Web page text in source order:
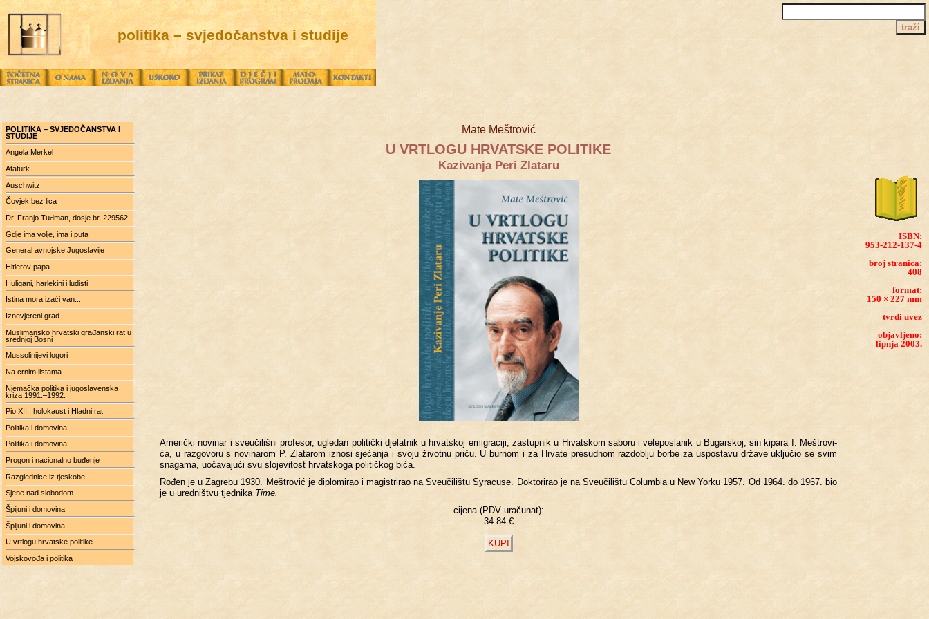
politika – svjedočanstva i studije
POLITIKA – SVJEDOČANSTVA I
STUDIJE
Angela Merkel
Atatürk
Auschwitz
Čovjek bez lica
Dr. Franjo Tuđman, dosje br. 229562
Gdje ima volje, ima i puta
General avnojske Jugoslavije
Hitlerov papa
Huligani, harlekini i ludisti
Istina mora izaći van...
Iznevjereni grad
Muslimansko hrvatski građanski rat u
srednjoj Bosni
Mussolinijevi logori
Na crnim listama
Njemačka politika i jugoslavenska
kriza 1991.–1992.
Pio XII., holokaust i Hladni rat
Politika i domovina
Politika i domovina
Progon i nacionalno buđenje
Razglednice iz tjeskobe
Sjene nad slobodom
Špijuni i domovina
Špijuni i domovina
U vrtlogu hrvatske politike
Vojskovođa i politika
ISBN:
953-212-137-4
broj stranica:
408
format:
150 × 227 mm
tvrdi uvez
objavljeno:
lipnja 2003.
Mate Meštrović
U VRTLOGU HRVATSKE POLITIKE
Kazivanja Peri Zlataru
Ame­ri­čki no­vi­nar i sveu­či­li­šni pro­fe­sor, ug­le­dan po­li­ti­čki dje­lat­nik u hr­vat­skoj emi­gra­ci­ji, za­stup­nik u Hr­vat­skom sa­bo­ru i ve­le­po­sla­nik u Bu­gar­skoj, sin ki­pa­ra I. Me­š­tro­vi­
ća, u raz­go­vo­ru s no­vi­na­rom P. Zla­ta­rom iz­no­si sje­ća­nja i svoju ži­vot­nu priču. U bur­nom i za Hr­va­te pre­sud­nom raz­dob­lju borbe za us­po­sta­vu dr­ža­ve uk­lju­čio se svim
sna­ga­ma, uo­ča­va­ju­ći svu slo­je­vi­tost hr­vat­sko­ga po­li­tič­kog bića.
Rođen je u Za­gre­bu 1930. Me­š­tro­vić je di­plo­mi­rao i ma­gi­s­tri­rao na Sveu­či­li­štu Sy­ra­cu­se. Dok­to­ri­rao je na Sveu­či­li­štu Co­lum­bia u New Yorku 1957. Od 1964. do 1967. bio
je u ured­ni­št­vu tjed­ni­ka Time.
cijena (PDV uračunat):
34.84 €
KUPI